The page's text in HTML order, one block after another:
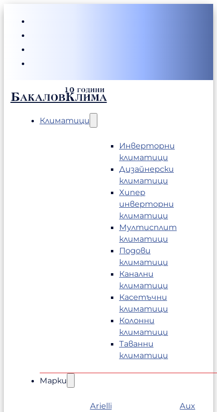
БакаловКлима
Климатици
Инверторни
климатици
Дизайнерски
климатици
Хипер
инверторни
климатици
Мултисплит
климатици
Подови
климатици
Канални
климатици
Касетъчни
климатици
Колонни
климатици
Таванни
климатици
Марки
Arielli
Aux